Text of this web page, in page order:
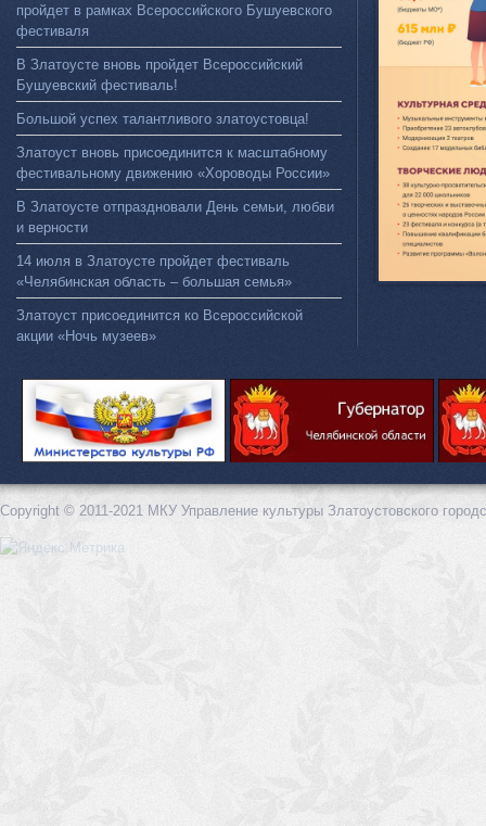
пройдет в рамках Всероссийского Бушуевского
фестиваля
В Златоусте вновь пройдет Всероссийский
Бушуевский фестиваль!
Большой успех талантливого златоустовца!
Златоуст вновь присоединится к масштабному
фестивальному движению «Хороводы России»
В Златоусте отпраздновали День семьи, любви
и верности
14 июля в Златоусте пройдет фестиваль
«Челябинская область – большая семья»
Златоуст присоединится ко Всероссийской
акции «Ночь музеев»
Copyright © 2011-2021 МКУ Управление культуры Златоустовского